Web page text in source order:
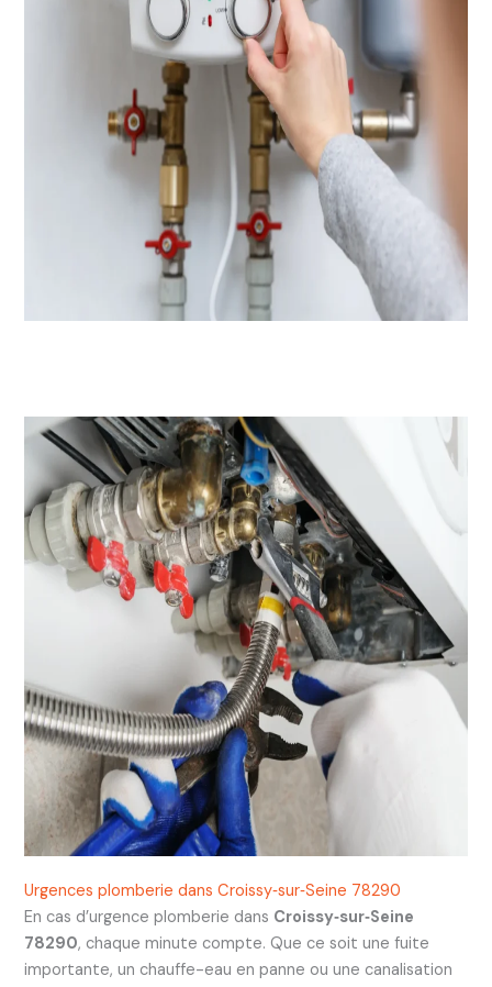
Urgences plomberie dans Croissy‑sur‑Seine 78290
En cas d’urgence plomberie dans Croissy‑sur‑Seine
78290, chaque minute compte. Que ce soit une fuite
importante, un chauffe-eau en panne ou une canalisation